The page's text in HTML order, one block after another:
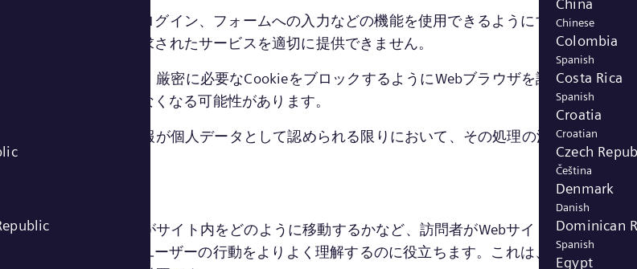
China
Chinese
Colombia
Spanish
Costa Rica
Spanish
Croatia
Croatian
Czech
Čeština
Denmark
Danish
Dominican
Spanish
Egypt
バシー設定の設定、ログイン、フォームへの入力などの機能を使用できるようにするために不
の使用を通じて要求されたサービスを適切に提供できません。
を必要としません。厳密に必要なCookieをブロックするようにWebブラウザを設定すること
とおりに使用できなくなる可能性があります。
して処理される情報が個人データとして認められる限りにおいて、その処理の法的根拠は、
利益にあります 。
ページや、訪問者がサイト内をどのように移動するかなど、訪問者がWebサイトをどのよう
、Webページでのユーザーの行動をよりよく理解するのに役立ちます。これは、Webサイトの